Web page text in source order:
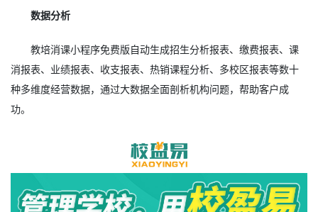
数据分析
教培消课小程序免费版自动生成招生分析报表、缴费报表、课
消报表、业绩报表、收支报表、热销课程分析、多校区报表等数十
种多维度经营数据，通过大数据全面剖析机构问题，帮助客户成
功。